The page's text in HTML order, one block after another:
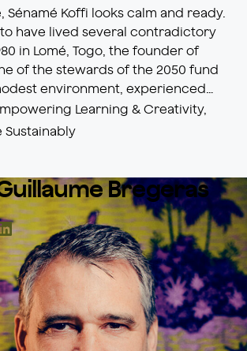
Sénamé Koffi looks calm and ready.
to have lived several contradictory
in Lomé, Togo, the founder of
of the stewards of the 2050 fund
environment, experienced…
Learning & Creativity,
Sustainably
Bregeras